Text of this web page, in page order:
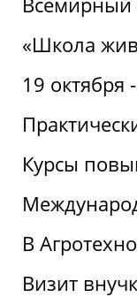
«Школа
19 октября
Курсы
В
Визит